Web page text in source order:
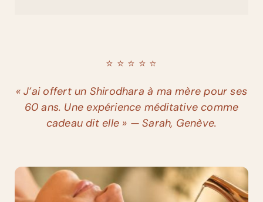
⭐️ ⭐️ ⭐️ ⭐️ ⭐️
« J’ai offert un Shirodhara à ma mère pour ses
60 ans. Une expérience méditative comme
cadeau dit elle » — Sarah, Genève.